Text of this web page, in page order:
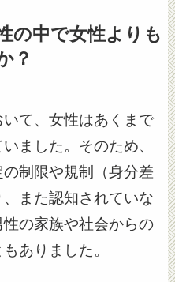
の中で女性よりも
？
て、女性はあくまで
ました。そのため、
制限や規制（身分差
また認知されていな
の家族や社会からの
ありました。